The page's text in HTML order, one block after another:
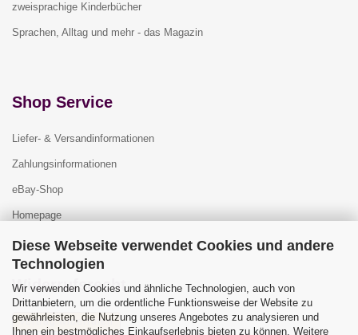
Diese Webseite verwendet Cookies und andere
Technologien
Wir verwenden Cookies und ähnliche Technologien, auch von
Drittanbietern, um die ordentliche Funktionsweise der Website zu
gewährleisten, die Nutzung unseres Angebotes zu analysieren und
Ihnen ein bestmögliches Einkaufserlebnis bieten zu können. Weitere
zweisprachige Kinderbücher
Sprachen, Alltag und mehr - das Magazin
Shop Service
Liefer- & Versandinformationen
Zahlungsinformationen
eBay-Shop
Homepage
Widerrufsrecht
Vertrag widerrufen